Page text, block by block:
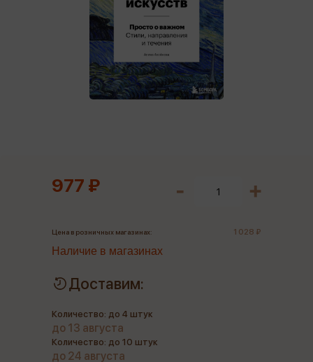
977 ₽
Цена в розничных магазинах: 1 028 ₽
Наличие в магазинах
Доставим:
Количество: до 4 штук
до 13 августа
Количество: до 10 штук
до 24 августа